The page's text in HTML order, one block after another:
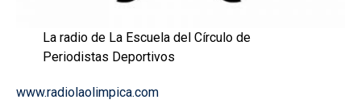
La radio de La Escuela del Círculo de
Periodistas Deportivos
www.radiolaolimpica.com